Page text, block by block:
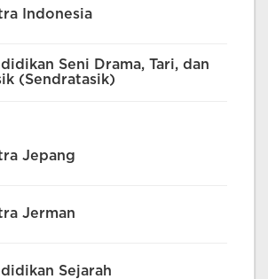
Indonesia
Seni Drama, Tari, dan
(Sendratasik)
Jepang
Jerman
Sejarah